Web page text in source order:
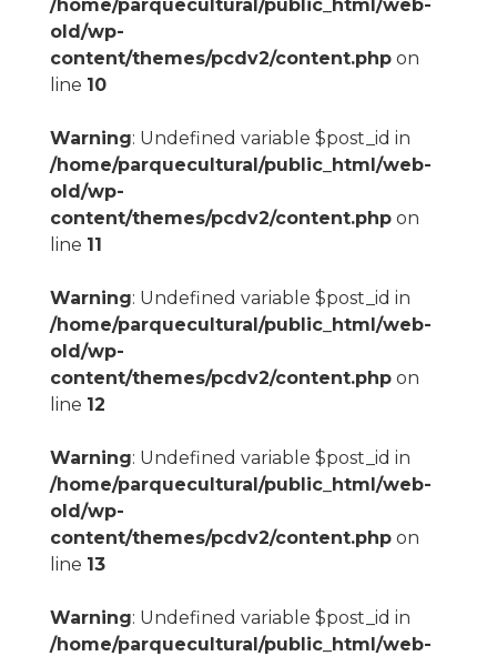
/home/parquecultural/public_html/web-
old/wp-
content/themes/pcdv2/content.phpon
line 10
Warning: Undefined variable $post_id in
/home/parquecultural/public_html/web-
old/wp-
content/themes/pcdv2/content.phpon
line 11
Warning: Undefined variable $post_id in
/home/parquecultural/public_html/web-
old/wp-
content/themes/pcdv2/content.phpon
line 12
Warning: Undefined variable $post_id in
/home/parquecultural/public_html/web-
old/wp-
content/themes/pcdv2/content.phpon
line 13
Warning: Undefined variable $post_id in
/home/parquecultural/public_html/web-